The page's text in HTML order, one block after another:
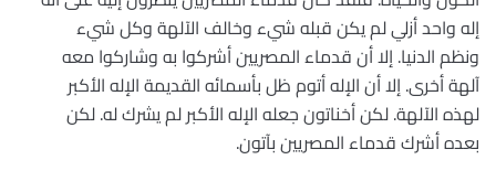
إله واحد أزلي لم يكن قبله شيء وخالف الآلهة وكل شيء
ونظم الدنيا. إلا أن قدماء المصريين أشركوا به وشاركوا معه
آلهة أخرى. إلا أن الإله أتوم ظل بأسمائه القديمة الإله الأكبر
لهذه الآلهة. لكن أخناتون جعله الإله الأكبر لم يشرك له. لكن
بعده أشرك قدماء المصريين بآتون.